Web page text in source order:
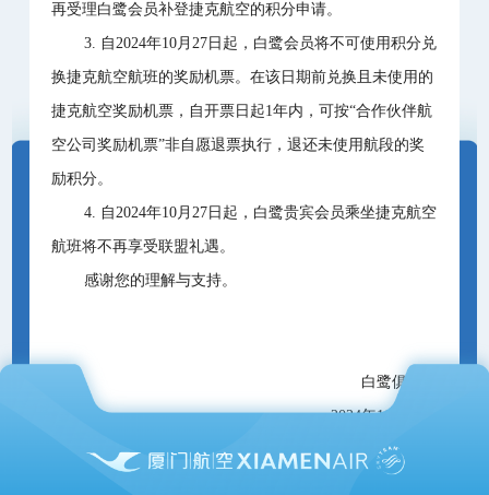
再受理白鹭会员补登捷克航空的积分申请。
3. 自2024年10月27日起，白鹭会员将不可使用积分兑
换捷克航空航班的奖励机票。在该日期前兑换且未使用的
捷克航空奖励机票，自开票日起1年内，可按“合作伙伴航
空公司奖励机票”非自愿退票执行，退还未使用航段的奖
励积分。
4. 自2024年10月27日起，白鹭贵宾会员乘坐捷克航空
航班将不再享受联盟礼遇。
感谢您的理解与支持。
白鹭俱乐部
2024年10月23日